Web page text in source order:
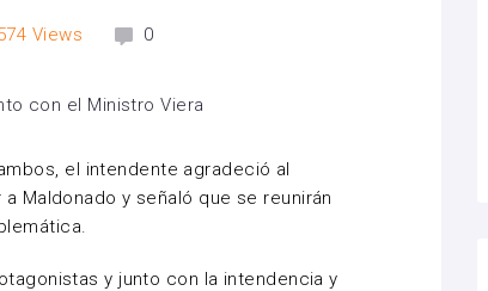
Views 0
el intendente agradeció al
Maldonado y señaló que se reunirán
y junto con la intendencia y